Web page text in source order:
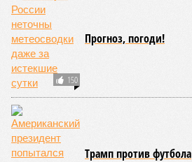
150
Прогноз, погоди!
Трамп против футбола